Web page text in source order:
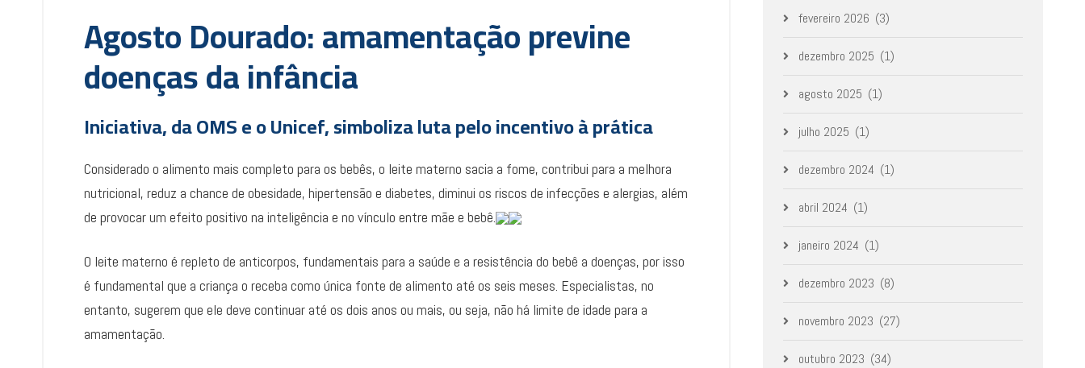
Agosto Dourado: amamentação previne
doenças da infância
Iniciativa, da OMS e o Unicef, simboliza luta pelo incentivo à prática
Considerado o alimento mais completo para os bebês, o leite materno sacia a fome, contribui para a melhora
nutricional, reduz a chance de obesidade, hipertensão e diabetes, diminui os riscos de infecções e alergias, além
de provocar um efeito positivo na inteligência e no vínculo entre mãe e bebê.
O leite materno é repleto de anticorpos, fundamentais para a saúde e a resistência do bebê a doenças, por isso
é fundamental que a criança o receba como única fonte de alimento até os seis meses. Especialistas, no
entanto, sugerem que ele deve continuar até os dois anos ou mais, ou seja, não há limite de idade para a
amamentação.
fevereiro 2026 (3)
dezembro 2025 (1)
agosto 2025 (1)
julho 2025 (1)
dezembro 2024 (1)
abril 2024 (1)
janeiro 2024 (1)
dezembro 2023 (8)
novembro 2023 (27)
outubro 2023 (34)